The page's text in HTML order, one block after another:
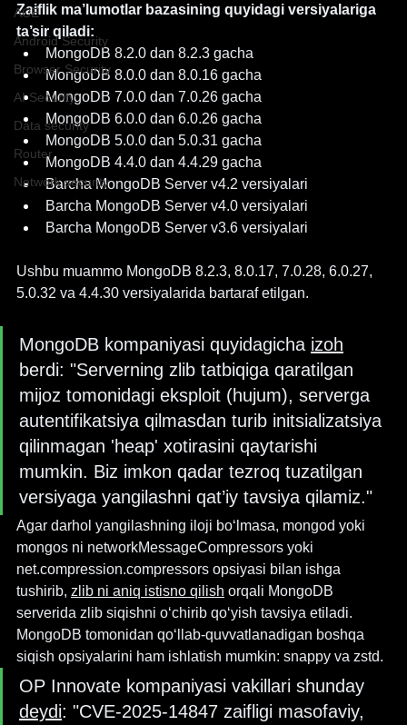
ACE
Android Security
Browser Security
AI Security
Data security
Router
Network security
Zaiflik ma’lumotlar bazasining quyidagi versiyalariga
ta’sir qiladi:
MongoDB 8.2.0 dan 8.2.3 gacha
MongoDB 8.0.0 dan 8.0.16 gacha
MongoDB 7.0.0 dan 7.0.26 gacha
MongoDB 6.0.0 dan 6.0.26 gacha
MongoDB 5.0.0 dan 5.0.31 gacha
MongoDB 4.4.0 dan 4.4.29 gacha
Barcha MongoDB Server v4.2 versiyalari
Barcha MongoDB Server v4.0 versiyalari
Barcha MongoDB Server v3.6 versiyalari
Ushbu muammo MongoDB 8.2.3, 8.0.17, 7.0.28, 6.0.27,
5.0.32 va 4.4.30 versiyalarida bartaraf etilgan.
MongoDB kompaniyasi quyidagicha izoh
berdi: "Serverning zlib tatbiqiga qaratilgan
mijoz tomonidagi eksploit (hujum), serverga
autentifikatsiya qilmasdan turib initsializatsiya
qilinmagan 'heap' xotirasini qaytarishi
mumkin. Biz imkon qadar tezroq tuzatilgan
versiyaga yangilashni qat’iy tavsiya qilamiz."
Agar darhol yangilashning iloji bo‘lmasa, mongod yoki
mongos ni networkMessageCompressors yoki
net.compression.compressors opsiyasi bilan ishga
tushirib, zlib ni aniq istisno qilish orqali MongoDB
serverida zlib siqishni o‘chirib qo‘yish tavsiya etiladi.
MongoDB tomonidan qo‘llab-quvvatlanadigan boshqa
siqish opsiyalarini ham ishlatish mumkin: snappy va zstd.
OP Innovate kompaniyasi vakillari shunday
deydi: "CVE-2025-14847 zaifligi masofaviy,